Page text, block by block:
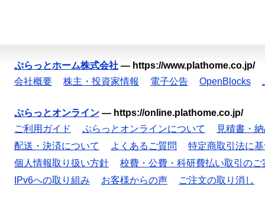
ぷらっとホーム株式会社 — https://www.plathome.co.jp/
会社概要
株主・投資家情報 電子公告 OpenBlocks
ぷらっとオンライン — https://online.plathome.co.jp/
ご利用ガイド
ぷらっとオンラインについて
見積書・
配送・決済について
よくあるご質問
特定商取引法に
個人情報取り扱い方針
校費・公費・科研費払い取引のご
IPv6への取り組み
お客様からの声 ご注文の取り消し